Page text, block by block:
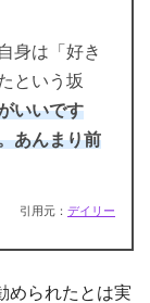
身は「好き
という坂
いいです
あんまり前
引用元： デイリー
められたとは実